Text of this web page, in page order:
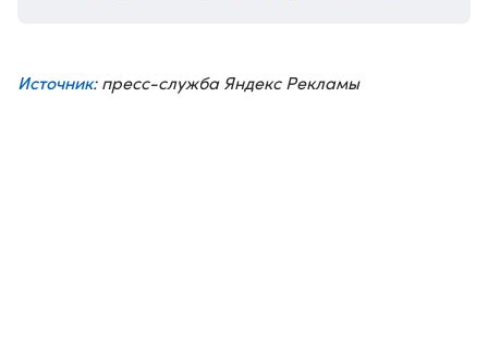
Источник: пресс-служба Яндекс Рекламы